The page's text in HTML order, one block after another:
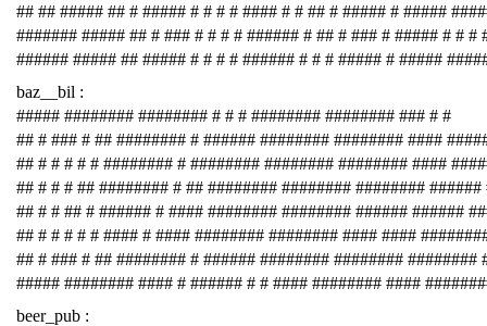
## ## ##### ## # ##### # # # # #### # # ## # ##### # #####
####### ##### ## # ### # # # # ###### # ## # ### # ##### # # #
###### ##### ## ##### # # # # ###### # # # ##### # #####
baz__bil :
##### ######## ######## # # # ######## ######## ### # #
## # ### # ## ######## # ###### ######## ######## ####
## # # # # # ######## # ######## ######## ######## ####
## # # # ## ######## # ## ######## ######## ######## ######
## # # ## # ###### # #### ######## ######## ###### ######
## # # # # # #### # #### ######## ######## #### ####
## # ### # ## ######## # ###### ######## ######## ########
##### ######## #### # ###### # # #### ######## ####
beer_pub :